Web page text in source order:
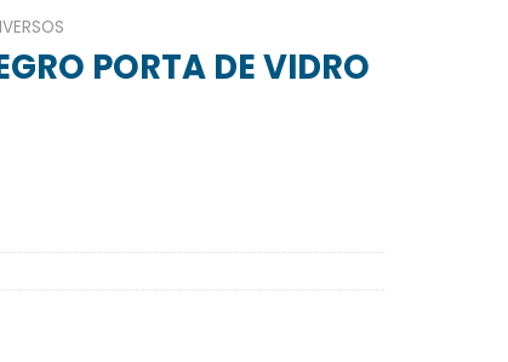
PORTA DE VIDRO